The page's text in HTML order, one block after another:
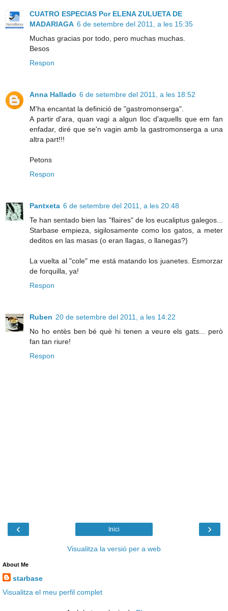
CUATRO ESPECIAS Por ELENA ZULUETA DE
MADARIAGA 6 de setembre del 2011, a les 15:35
Muchas gracias por todo, pero muchas muchas.
Besos
Respon
Anna Hallado 6 de setembre del 2011, a les 18:52
M'ha encantat la definició de "gastromonserga".
A partir d'ara, quan vagi a algun lloc d'aquells que em fan
enfadar, diré que se'n vagin amb la gastromonserga a una
altra part!!!
Petons
Respon
Pantxeta 6 de setembre del 2011, a les 20:48
Te han sentado bien las "flaires" de los eucaliptus galegos...
Starbase empieza, sigilosamente como los gatos, a meter
deditos en las masas (o eran llagas, o llanegas?)
La vuelta al "cole" me está matando los juanetes. Esmorzar
de forquilla, ya!
Respon
Ruben 20 de setembre del 2011, a les 14:22
No ho entès ben bé què hi tenen a veure els gats... però
fan tan riure!
Respon
‹ ›
Inici
Visualitza la versió per a web
About Me
starbase
Visualitza el meu perfil complet